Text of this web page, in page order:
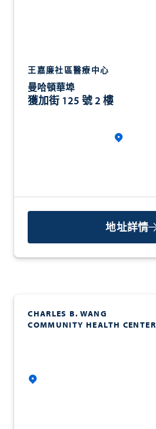
王嘉廉社區醫療中心
曼哈頓華埠
獲加街 125 號 2 樓
地址詳情
CHARLES B. WANG
COMMUNITY HEALTH CENTER